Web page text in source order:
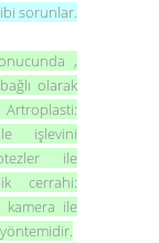
sorunlar.
,
olarak
Artroplasti:
işlevini
ile
cerrahi:
kamera ile